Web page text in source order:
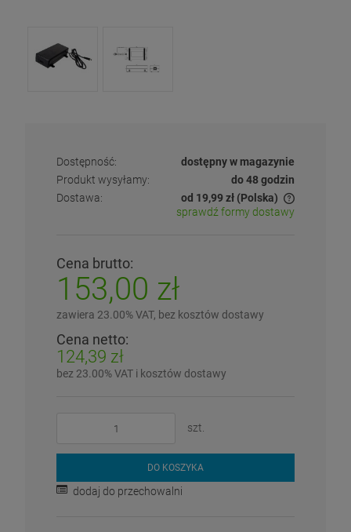
Dostępność:
dostępny w magazynie
Produkt wysyłamy:
do 48 godzin
Dostawa:
od 19,99 zł (Polska)
Cena nie zawiera ewentualnych kosztów płatności
sprawdź formy dostawy
Cena brutto:
153,00 zł
zawiera 23.00% VAT, bez kosztów dostawy
Cena netto:
124,39 zł
bez 23.00% VAT i kosztów dostawy
szt.
DO KOSZYKA
dodaj do przechowalni